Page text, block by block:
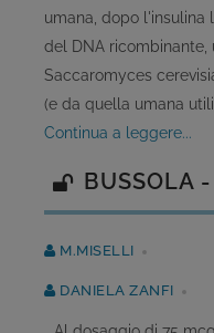
umana, dopo l'insulina
del DNA
Saccaromyces
(e da quella umana
continua a leggere...
BUSSOLA -
M.MISELLI
DANIELA ZANFI